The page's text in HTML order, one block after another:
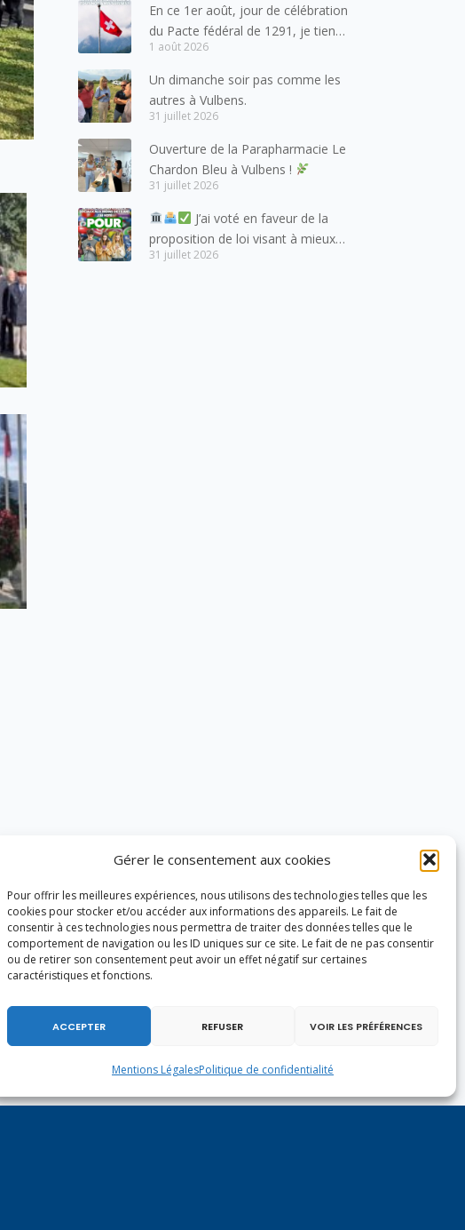
Gérer le consentement aux cookies
Pour offrir les meilleures expériences, nous utilisons des technologies telles que les
cookies pour stocker et/ou accéder aux informations des appareils. Le fait de
consentir à ces technologies nous permettra de traiter des données telles que le
comportement de navigation ou les ID uniques sur ce site. Le fait de ne pas consentir
ou de retirer son consentement peut avoir un effet négatif sur certaines
caractéristiques et fonctions.
ACCEPTER REFUSER VOIR LES PRÉFÉRENCES
Mentions LégalesPolitique de confidentialité
En ce 1er août, jour de célébration
du Pacte fédéral de 1291, je tiens
à adresser mes meilleures
salutations à nos voisins et amis
suisses, et plus particulièrement
aux habitants du bassin genevois
lesquels la Haute-Savoie
entretient des liens étroits et
quotidiens.
1 août 2026
Un dimanche soir pas comme les
autres à Vulbens.
31 juillet 2026
Ouverture de la Parapharmacie Le
Chardon Bleu à Vulbens !
31 juillet 2026
J’ai voté en faveur de la
proposition de loi visant à mieux
protéger les mineurs des risques
31 juillet 2026